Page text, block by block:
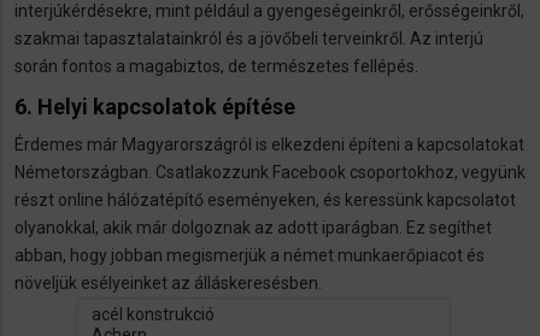
interjúkérdésekre, mint például a gyengeségeinkről, erősségeinkről,
szakmai tapasztalatainkról és a jövőbeli terveinkről. Az interjú
során fontos a magabiztos, de természetes fellépés.
6. Helyi kapcsolatok építése
Érdemes már Magyarországról is elkezdeni építeni a kapcsolatokat
Németországban. Csatlakozzunk Facebook csoportokhoz, vegyünk
részt online hálózatépítő eseményeken, és keressünk kapcsolatot
olyanokkal, akik már dolgoznak az adott iparágban. Ez segíthet
abban, hogy jobban megismerjük a német munkaerőpiacot és
növeljük esélyeinket az álláskeresésben.